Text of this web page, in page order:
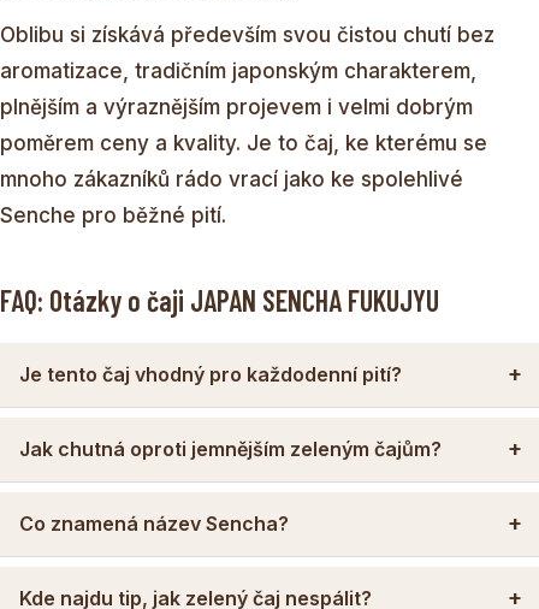
Oblibu si získává především svou čistou chutí bez
aromatizace, tradičním japonským charakterem,
plnějším a výraznějším projevem i velmi dobrým
poměrem ceny a kvality. Je to čaj, ke kterému se
mnoho zákazníků rádo vrací jako ke spolehlivé
Senche pro běžné pití.
FAQ: Otázky o čaji JAPAN SENCHA FUKUJYU
Je tento čaj vhodný pro každodenní pití?
Jak chutná oproti jemnějším zeleným čajům?
Co znamená název Sencha?
Kde najdu tip, jak zelený čaj nespálit?